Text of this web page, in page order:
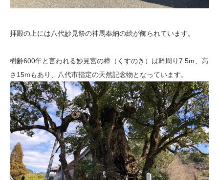
拝殿の上には八代妙見祭の神馬奉納の絵が飾られています。
樹齢600年と言われる妙見宮の樟（くすのき）は幹周り7.5m、高
さ15mもあり、八代市指定の天然記念物となっています。